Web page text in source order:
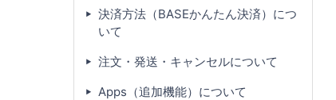
決済方法（BASEかんたん決済）につ
いて
注文・発送・キャンセルについて
Apps（追加機能）について